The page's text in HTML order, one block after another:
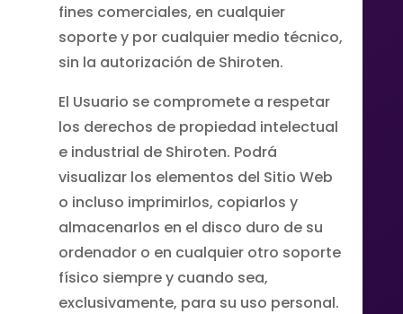
fines comerciales, en cualquier
soporte y por cualquier medio técnico,
sin la autorización de Shiroten.
El Usuario se compromete a respetar
los derechos de propiedad intelectual
e industrial de Shiroten. Podrá
visualizar los elementos del Sitio Web
o incluso imprimirlos, copiarlos y
almacenarlos en el disco duro de su
ordenador o en cualquier otro soporte
físico siempre y cuando sea,
exclusivamente, para su uso personal.